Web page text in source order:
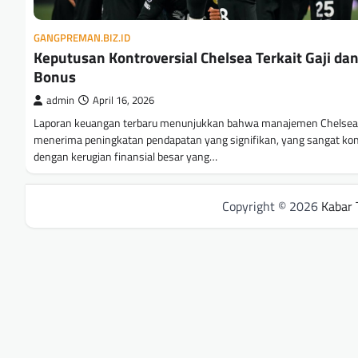
GANGPREMAN.BIZ.ID
Keputusan Kontroversial Chelsea Terkait Gaji dan
Bonus
admin April 16, 2026
Laporan keuangan terbaru menunjukkan bahwa manajemen Chelsea
menerima peningkatan pendapatan yang signifikan, yang sangat
dengan kerugian finansial besar yang…
Copyright © 2026